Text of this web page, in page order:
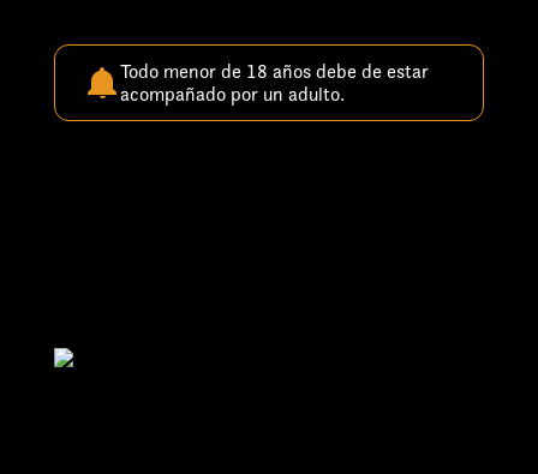
Todo menor de 18 años debe de estar
acompañado por un adulto.